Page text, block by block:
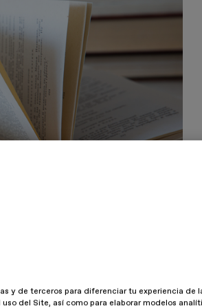
y de terceros para diferenciar tu experiencia de
del Site, así como para elaborar modelos